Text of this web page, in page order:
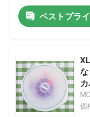
ベストプラ
価